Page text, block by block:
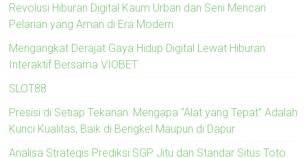
Revolusi Hiburan Digital Kaum Urban dan Seni Mencari
Pelarian yang Aman di Era Modern
Mengangkat Derajat Gaya Hidup Digital Lewat Hiburan
Interaktif Bersama VIOBET
SLOT88
Presisi di Setiap Tekanan: Mengapa “Alat yang Tepat” Adalah
Kunci Kualitas, Baik di Bengkel Maupun di Dapur
Analisa Strategis Prediksi SGP Jitu dan Standar Situs Toto